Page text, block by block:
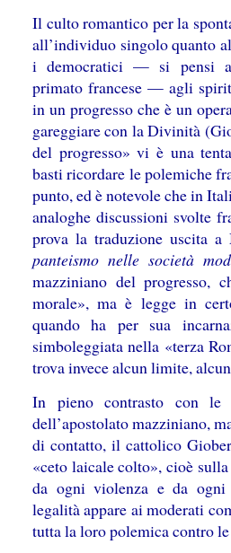
Il culto romantico per la
all’individuo singolo quanto
i democratici — si pensi
primato francese — agli
in un progresso che è un
gareggiare con la Divinità
del progresso» vi è una
basti ricordare le polemiche
punto, ed è notevole che in
analoghe discussioni svolte
prova la traduzione uscita
panteismo nelle società
mazziniano del progresso,
morale», ma è legge in
quando ha per sua
simboleggiata nella «terza
trova invece alcun limite,
In pieno contrasto con le
dell’apostolato mazziniano,
di contatto, il cattolico
«ceto laicale colto», cioè
da ogni violenza e da ogni
legalità appare ai moderati
tutta la loro polemica contro